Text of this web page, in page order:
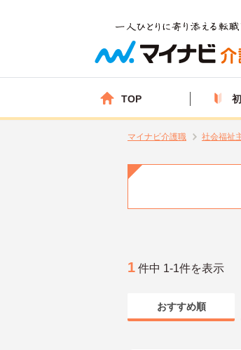
TOP
マイナビ介護職 社会福祉
1 件中 1-1件を表示
おすすめ順